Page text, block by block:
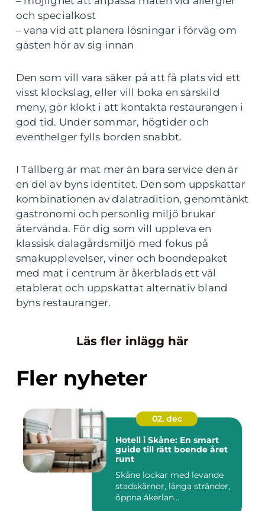
och specialkost
– vana vid att planera lösningar i förväg om
gästen hör av sig innan
Den som vill vara säker på att få plats vid ett
visst klockslag, eller vill boka en särskild
meny, gör klokt i att kontakta restaurangen i
god tid. Under sommar, högtider och
eventhelger fylls borden snabbt.
I Tällberg är mat mer än bara service den är
en del av byns identitet. Den som uppskattar
kombinationen av dalatradition, genomtänkt
gastronomi och personlig miljö brukar
återvända. För dig som vill uppleva en
klassisk dalagårdsmiljö med fokus på
smakupplevelser, viner och boendepaket
med mat i centrum är åkerblads ett väl
etablerat och uppskattat alternativ bland
byns restauranger.
Läs fler inlägg här
Fler nyheter
02. dec
Hotell i Skåne: En smart
guide till rätt boende året
runt
Skåne lockar med levande
stadskärnor, långa stränder,
öppna åkerlan...